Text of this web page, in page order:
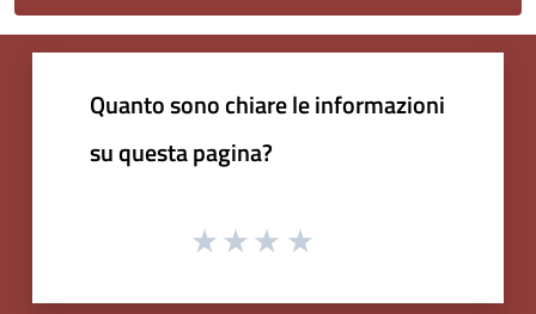
Quanto sono chiare le informazioni
su questa pagina?